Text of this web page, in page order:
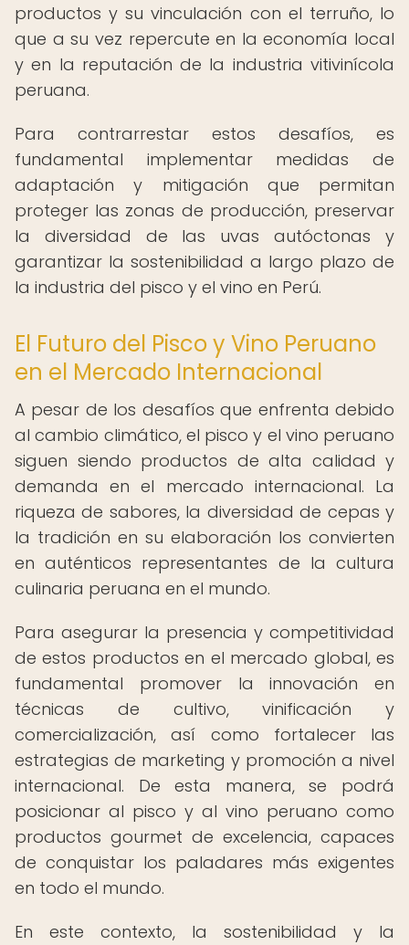
productos y su vinculación con el terruño, lo
que a su vez repercute en la economía local
y en la reputación de la industria vitivinícola
peruana.
Para contrarrestar estos desafíos, es
fundamental implementar medidas de
adaptación y mitigación que permitan
proteger las zonas de producción, preservar
la diversidad de las uvas autóctonas y
garantizar la sostenibilidad a largo plazo de
la industria del pisco y el vino en Perú.
El Futuro del Pisco y Vino Peruano
en el Mercado Internacional
A pesar de los desafíos que enfrenta debido
al cambio climático, el pisco y el vino peruano
siguen siendo productos de alta calidad y
demanda en el mercado internacional. La
riqueza de sabores, la diversidad de cepas y
la tradición en su elaboración los convierten
en auténticos representantes de la cultura
culinaria peruana en el mundo.
Para asegurar la presencia y competitividad
de estos productos en el mercado global, es
fundamental promover la innovación en
técnicas de cultivo, vinificación y
comercialización, así como fortalecer las
estrategias de marketing y promoción a nivel
internacional. De esta manera, se podrá
posicionar al pisco y al vino peruano como
productos gourmet de excelencia, capaces
de conquistar los paladares más exigentes
en todo el mundo.
En este contexto, la sostenibilidad y la